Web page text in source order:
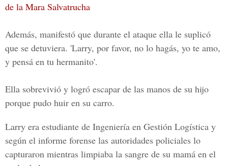
de la Mara Salvatrucha
Además, manifestó que durante el ataque ella le suplicó
que se detuviera. 'Larry, por favor, no lo hagás, yo te amo,
y pensá en tu hermanito'.
Ella sobrevivió y logró escapar de las manos de su hijo
porque pudo huir en su carro.
Larry era estudiante de Ingeniería en Gestión Logística y
según el informe forense las autoridades policiales lo
capturaron mientras limpiaba la sangre de su mamá en el